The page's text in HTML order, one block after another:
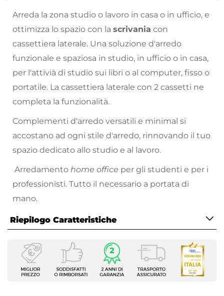
Arreda la zona studio o lavoro in casa o in ufficio, e
ottimizza lo spazio con la scrivania con
cassettiera laterale. Una soluzione d'arredo
funzionale e spaziosa in studio, in ufficio o in casa,
per l'attivià di studio sui libri o al computer, fisso o
portatile. La cassettiera laterale con 2 cassetti ne
completa la funzionalità.
Complementi d'arredo versatili e minimal si
accostano ad ogni stile d'arredo, rinnovando il tuo
spazio dedicato allo studio e al lavoro.
Arredamento home office per gli studenti e per i
professionisti. Tutto il necessario a portata di
mano.
Riepilogo Caratteristiche
Caratteristiche
Tipologia
Scrivania